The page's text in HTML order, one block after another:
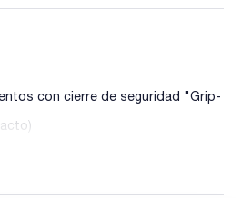
con cierre de seguridad "Grip-
20